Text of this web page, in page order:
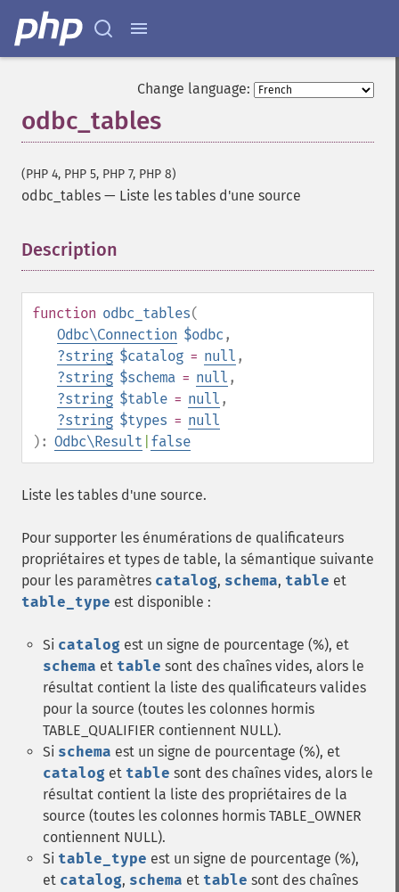
Change language:
odbc_tables
(PHP 4, PHP 5, PHP 7, PHP 8)
odbc_tables — Liste les tables d'une source
Description
function odbc_tables(
Odbc\Connection $odbc ,
?string $catalog = null ,
?string $schema = null ,
?string $table = null ,
?string $types = null
): Odbc\Result false
Liste les tables d'une source.
Pour supporter les énumérations de qualificateurs
propriétaires et types de table, la sémantique suivante
pour les paramètres catalog, schema, table et
table_type est disponible :
Si catalog est un signe de pourcentage (%), et
schema et table sont des chaînes vides, alors le
résultat contient la liste des qualificateurs valides
pour la source (toutes les colonnes hormis
TABLE_QUALIFIER contiennent NULL).
Si schema est un signe de pourcentage (%), et
catalog et table sont des chaînes vides, alors le
résultat contient la liste des propriétaires de la
source (toutes les colonnes hormis TABLE_OWNER
contiennent NULL).
Si table_type est un signe de pourcentage (%),
et catalog, schema et table sont des chaînes